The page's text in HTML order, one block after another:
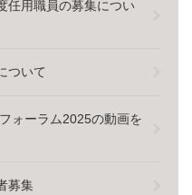
用職員の募集につい
ついて
ォーラム2025の動画を
募集